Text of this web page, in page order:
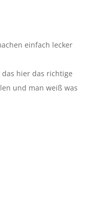
einfach lecker
hier das richtige
und man weiß was